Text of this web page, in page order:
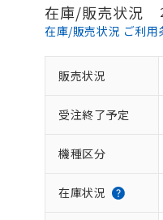
在庫/販売状況
在庫/販売状況 ご利用
販売状況
受注終了予定
機種区分
在庫状況